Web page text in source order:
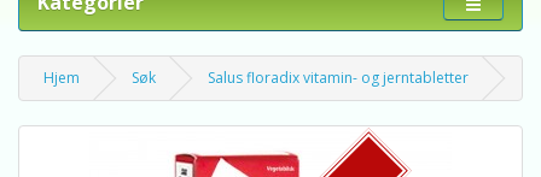
Hjem Søk Salus floradix vitamin- og jerntabletter